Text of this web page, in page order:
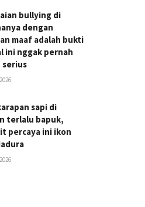
bullying di
dengan
maaf adalah bukti
ini nggak pernah
serius
sapi di
terlalu bapuk,
percaya ini ikon